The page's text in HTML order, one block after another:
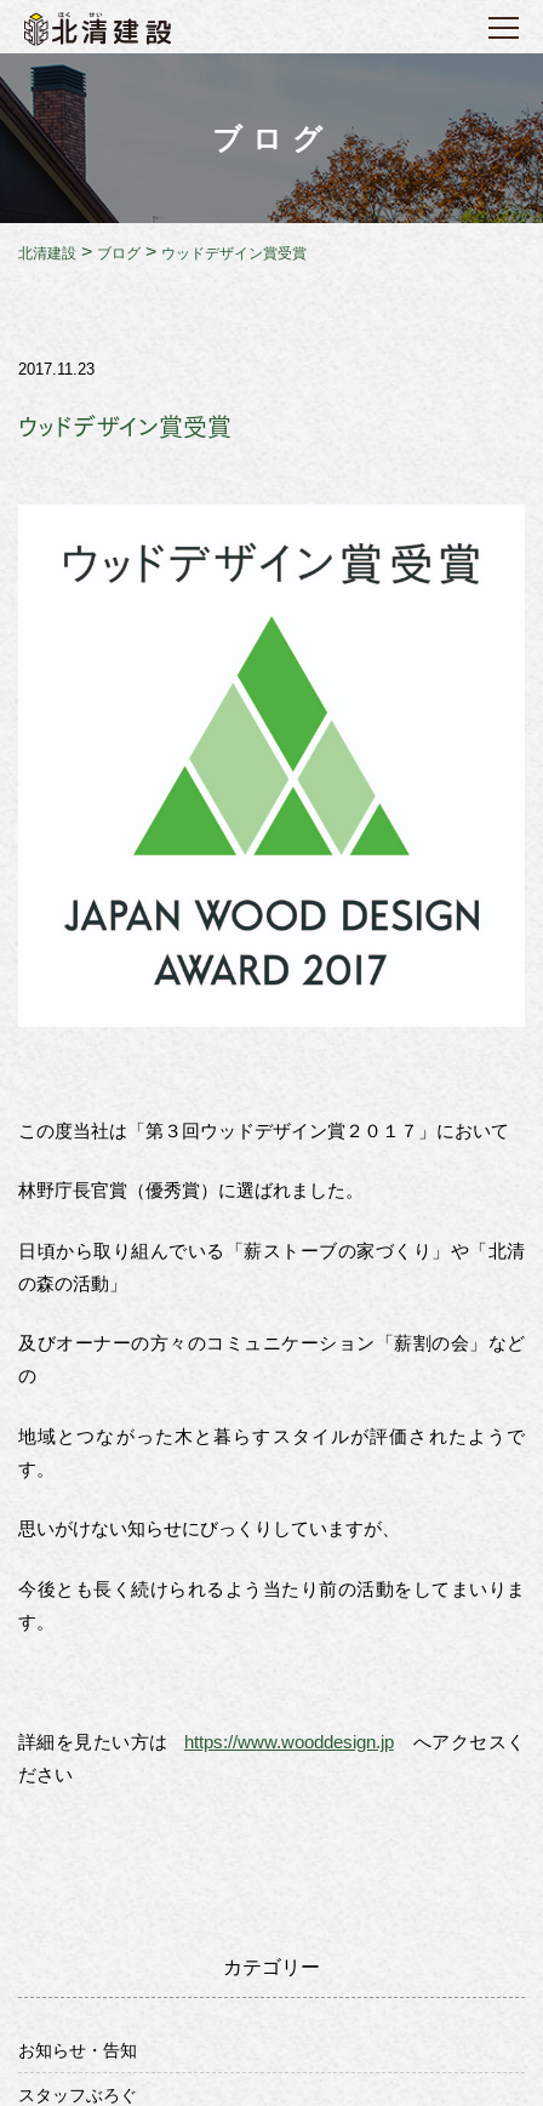
ブログ
北清建設 > ブログ > ウッドデザイン賞受賞
2017.11.23
ウッドデザイン賞受賞
この度当社は「第３回ウッドデザイン賞２０１７」において
林野庁長官賞（優秀賞）に選ばれました。
日頃から取り組んでいる「薪ストーブの家づくり」や「北清
の森の活動」
及びオーナーの方々のコミュニケーション「薪割の会」など
の
地域とつながった木と暮らすスタイルが評価されたようで
す。
思いがけない知らせにびっくりしていますが、
今後とも長く続けられるよう当たり前の活動をしてまいりま
す。
詳細を見たい方は https://www.wooddesign.jpへアクセスく
ださい
カテゴリー
お知らせ・告知
スタッフぶろぐ